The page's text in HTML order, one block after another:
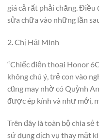
giá cả rất phải chăng. Điều
sửa chữa vào những lần
2. Chị Hải Minh
“Chiếc điện thoại Honor
không chú ý, trẻ con vào
cũng may nhờ có Quỳnh
được ép kính và như mới,
Trên đây là toàn bộ chia sẻ
sử dụng dịch vụ thay mặt